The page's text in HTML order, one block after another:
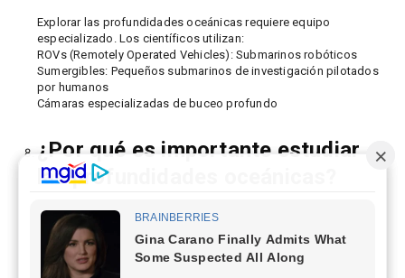
Explorar las profundidades oceánicas requiere equipo
especializado. Los científicos utilizan:
ROVs (Remotely Operated Vehicles): Submarinos robóticos
Sumergibles: Pequeños submarinos de investigación pilotados
por humanos
Cámaras especializadas de buceo profundo
¿Por qué es importante estudiar
las profundidades oceánicas?
Las profundidades oceánicas influyen en nuestro planeta de
muchas maneras: regulan el clima, albergan posibles nuevas
medicinas y contienen pistas sobre la historia de la Tierra y la
vida misma.